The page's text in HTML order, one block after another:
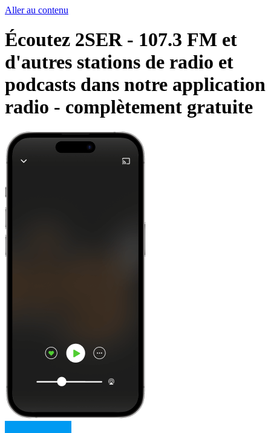
Aller au contenu
Écoutez 2SER - 107.3 FM et
d'autres stations de radio et
podcasts dans notre application
radio - complètement gratuite